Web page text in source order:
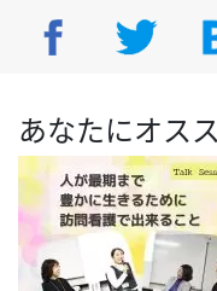
あなたにオス